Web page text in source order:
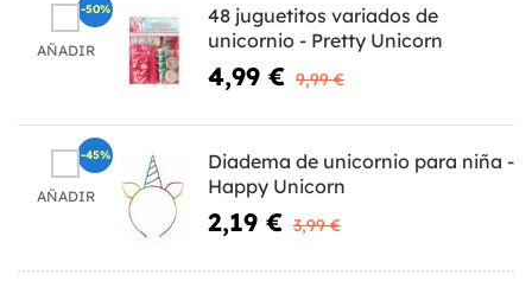
AÑADIR
48 juguetitos variados de
unicornio - Pretty Unicorn
4,99 € 9,99 €
-50%
AÑADIR
Diadema de unicornio para niña -
Happy Unicorn
2,19 € 3,99 €
-45%